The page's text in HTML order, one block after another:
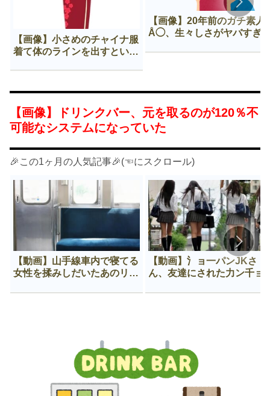
【画像】小さめのチャイナ服
着て体のラインを出すという
【画像】20年前のガチ素人
Å◯、生々しさがヤバすぎ
【画像】ドリンクバー、元を取るのが120％不
可能なシステムになっていた
🎉この1ヶ月の人気記事🎉(☜にスクロール)
【動画】山手線車内で寝てる
女性を揉みしだいたあのリー
【動画】氵ョ一パンJKさ
ん、友達にされた力ン千ョ